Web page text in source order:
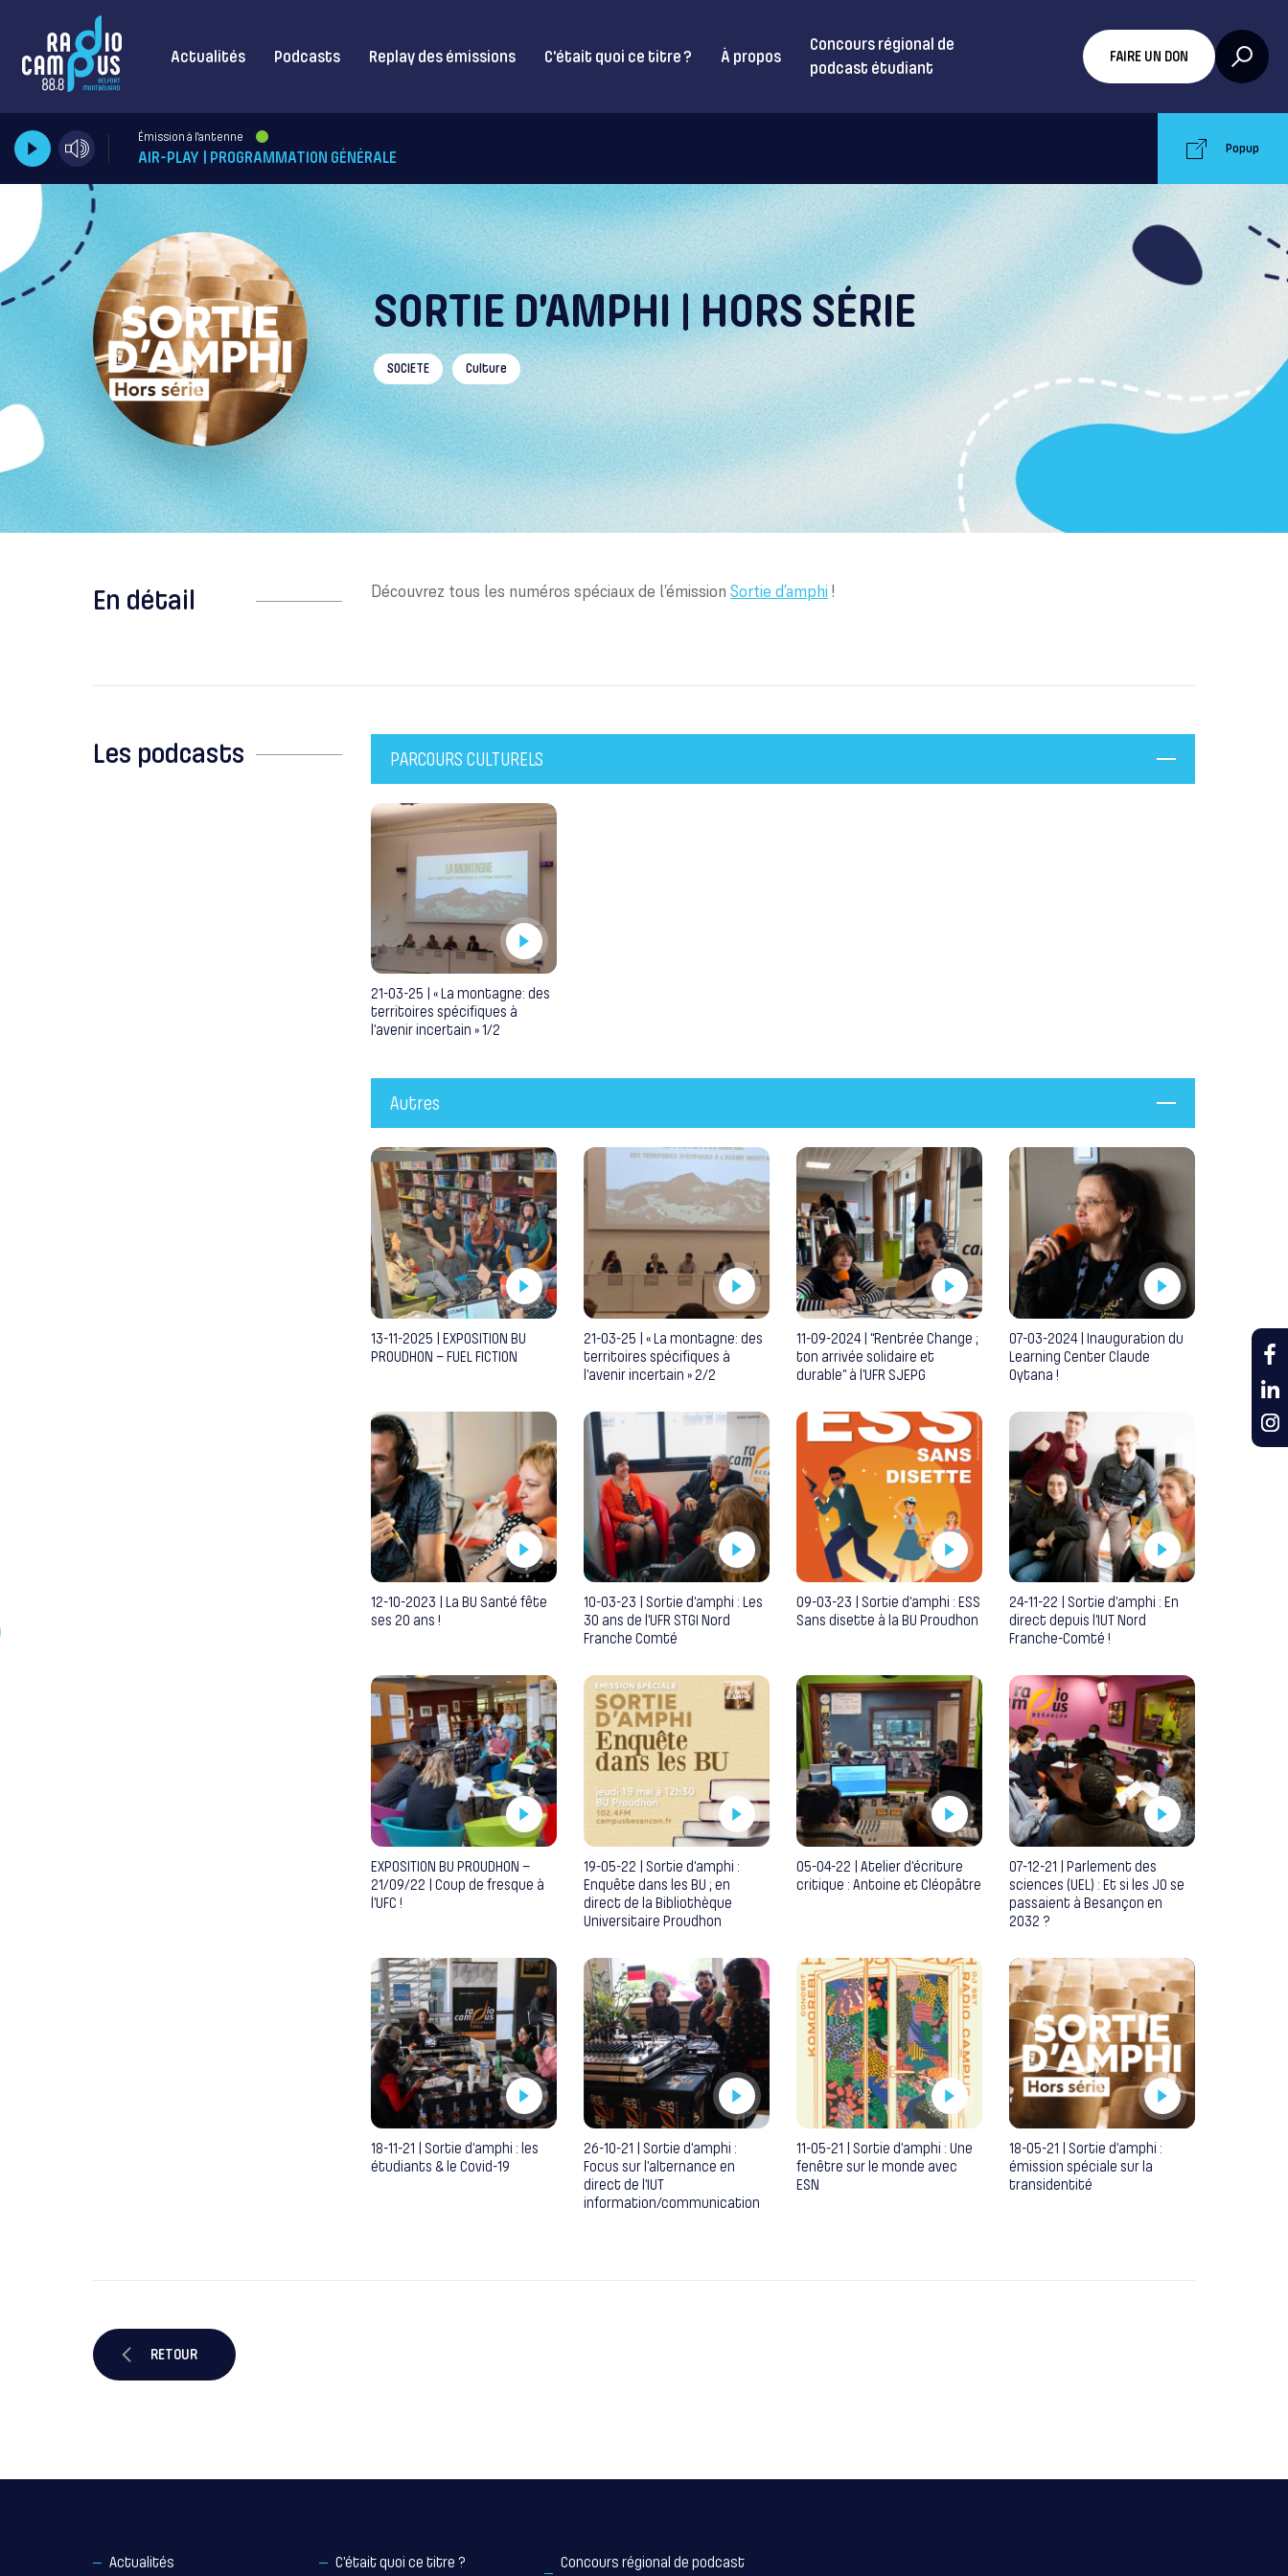
Actualités Podcasts Replay des émissions C’était quoi ce titre ? À propos
Concours régional de
podcast étudiant
FAIRE UN DON
Émission à l'antenne
AIR-PLAY | PROGRAMMATION GÉNÉRALE Popup
SORTIE D’AMPHI | HORS SÉRIE
SOCIETE Culture
En détail Découvrez tous les numéros spéciaux de l’émission Sortie d’amphi !
Les podcasts PARCOURS CULTURELS
21-03-25 | « La montagne: des
territoires spécifiques à
l’avenir incertain » 1/2
Autres
13-11-2025 | EXPOSITION BU
PROUDHON – FUEL FICTION
21-03-25 | « La montagne: des
territoires spécifiques à
l’avenir incertain » 2/2
11-09-2024 | “Rentrée Change ;
ton arrivée solidaire et
durable” à l’UFR SJEPG
07-03-2024 | Inauguration du
Learning Center Claude
Oytana !
12-10-2023 | La BU Santé fête
ses 20 ans !
10-03-23 | Sortie d’amphi : Les
30 ans de l’UFR STGI Nord
Franche Comté
09-03-23 | Sortie d’amphi : ESS
Sans disette à la BU Proudhon
24-11-22 | Sortie d’amphi : En
direct depuis l’IUT Nord
Franche-Comté !
EXPOSITION BU PROUDHON –
21/09/22 | Coup de fresque à
l’UFC !
19-05-22 | Sortie d’amphi :
Enquête dans les BU ; en
direct de la Bibliothèque
Universitaire Proudhon
05-04-22 | Atelier d’écriture
critique : Antoine et Cléopâtre
07-12-21 | Parlement des
sciences (UEL) : Et si les JO se
passaient à Besançon en
2032 ?
18-11-21 | Sortie d’amphi : les
étudiants & le Covid-19
26-10-21 | Sortie d’amphi :
Focus sur l’alternance en
direct de l’IUT
information/communication
11-05-21 | Sortie d’amphi : Une
fenêtre sur le monde avec
ESN
18-05-21 | Sortie d’amphi :
émission spéciale sur la
transidentité
RETOUR
Actualités C’était quoi ce titre ?
Concours régional de podcast